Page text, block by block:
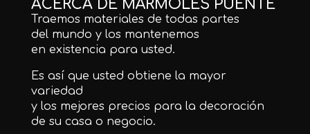
ACERCA DE MÁRMOLES PUENTE
Traemos materiales de todas partes
del mundo y los mantenemos
en existencia para usted.
Es así que usted obtiene la mayor
variedad
y los mejores precios para la decoración
de su casa o negocio.